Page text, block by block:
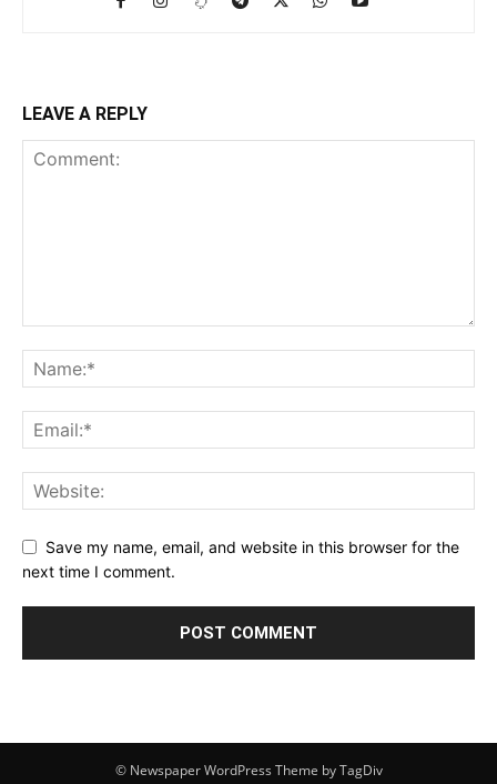
LEAVE A REPLY
Save my name, email, and website in this browser for the
next time I comment.
© Newspaper WordPress Theme by TagDiv